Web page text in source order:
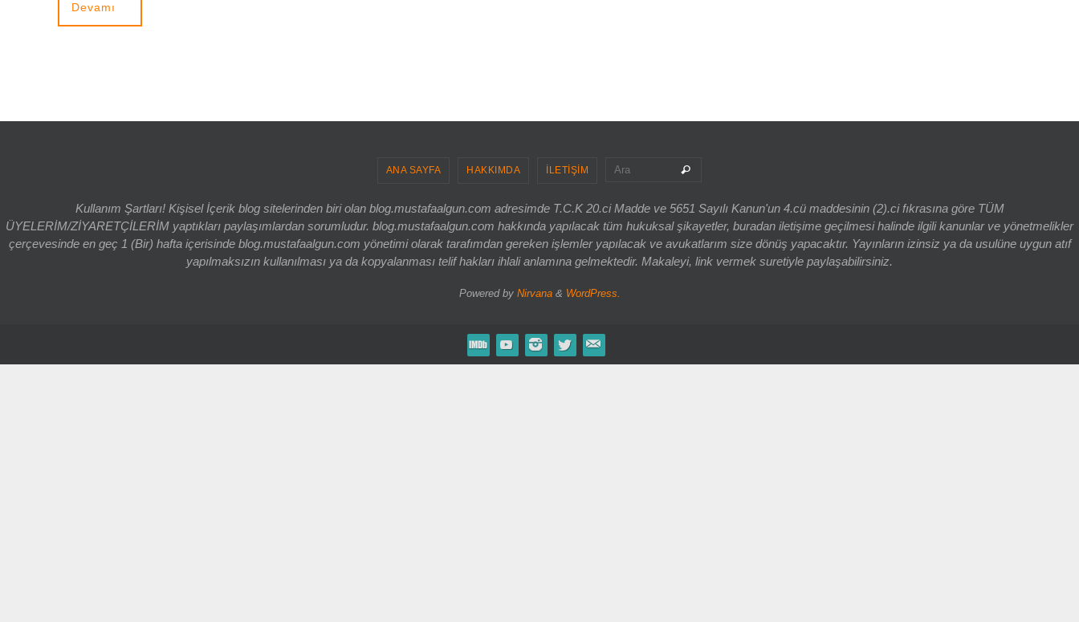
Devamı
ANA SAYFA HAKKIMDA İLETİŞİM Ara
Kullanım Şartları! Kişisel İçerik blog sitelerinden biri olan blog.mustafaalgun.com adresimde T.C.K 20.ci Madde ve 5651 Sayılı Kanun'un 4.cü maddesinin (2).ci fıkrasına göre TÜM
ÜYELERİM/ZİYARETÇİLERİM yaptıkları paylaşımlardan sorumludur. blog.mustafaalgun.com hakkında yapılacak tüm hukuksal şikayetler, buradan iletişime geçilmesi halinde ilgili kanunlar ve yönetmelikler
çerçevesinde en geç 1 (Bir) hafta içerisinde blog.mustafaalgun.com yönetimi olarak tarafımdan gereken işlemler yapılacak ve avukatlarım size dönüş yapacaktır. Yayınların izinsiz ya da usulüne uygun atıf
yapılmaksızın kullanılması ya da kopyalanması telif hakları ihlali anlamına gelmektedir. Makaleyi, link vermek suretiyle paylaşabilirsiniz.
Powered by Nirvana& WordPress.